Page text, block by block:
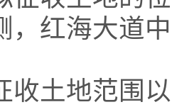
，红海大道
土地范围以